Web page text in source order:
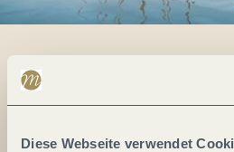
Diese Webseite verwendet
Alles im
Mosel im Abo: Mit